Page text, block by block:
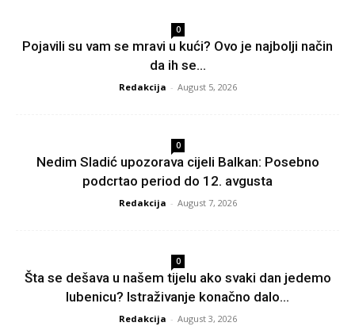
0
Pojavili su vam se mravi u kući? Ovo je najbolji način
da ih se...
Redakcija - August 5, 2026
0
Nedim Sladić upozorava cijeli Balkan: Posebno
podcrtao period do 12. avgusta
Redakcija - August 7, 2026
0
Šta se dešava u našem tijelu ako svaki dan jedemo
lubenicu? Istraživanje konačno dalo...
Redakcija - August 3, 2026